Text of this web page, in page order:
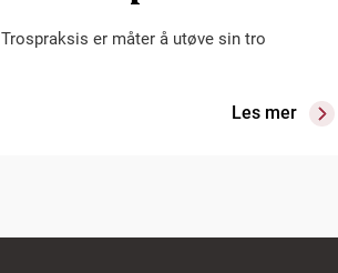
Trospraksis er måter å utøve sin tro
Les mer